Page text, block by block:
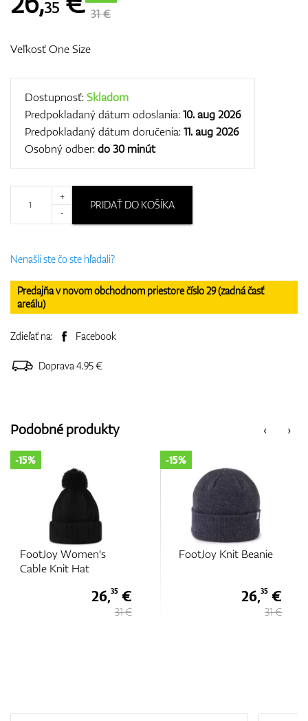
35 31 €
Veľkosť One Size
Dostupnosť:Skladom
Predpokladaný dátum odoslania:10. aug 2026
Predpokladaný dátum doručenia:11. aug 2026
Osobný odber:do 30 minút
+
-
PRIDAŤ DO KOŠÍKA
Nenašli ste čo ste hľadali?
Predajňa v novom obchodnom priestore číslo 29 (zadná časť
areálu)
Zdieľať na: Facebook
Doprava 4.95 €
‹
Podobné produkty ›
FootJoy Knit Beanie
FootJoy Women's